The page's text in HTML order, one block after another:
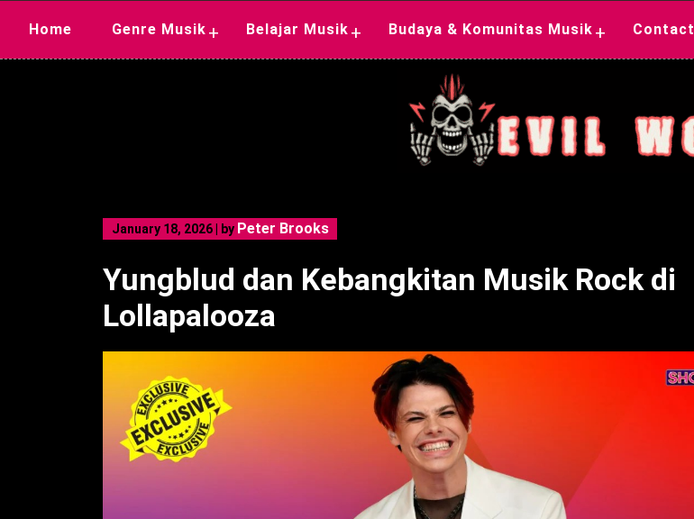
Home Genre Musik + Belajar Musik + Budaya & Komunitas Musik + Contact
January 18, 2026 by Peter Brooks
Yungblud dan Kebangkitan Musik Rock di
Lollapalooza